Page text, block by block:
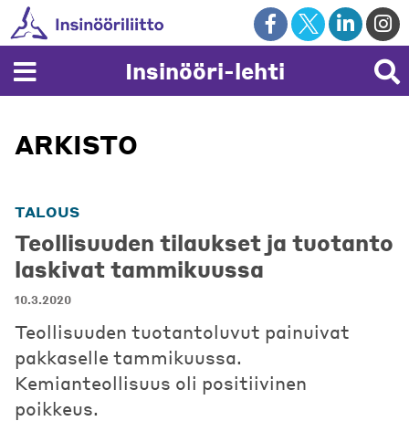
Skip
to
content
Insinööri-lehti
ARKISTO
TALOUS
Teollisuuden tilaukset ja tuotanto
laskivat tammikuussa
10.3.2020
Teollisuuden tuotantoluvut painuivat
pakkaselle tammikuussa.
Kemianteollisuus oli positiivinen
poikkeus.